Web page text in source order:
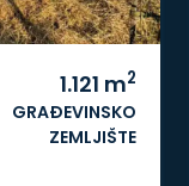
1.121 m2
GRAĐEVINSKO
ZEMLJIŠTE